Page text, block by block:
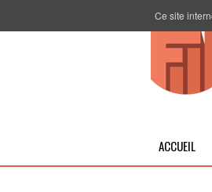
ACCUEIL
Ce site